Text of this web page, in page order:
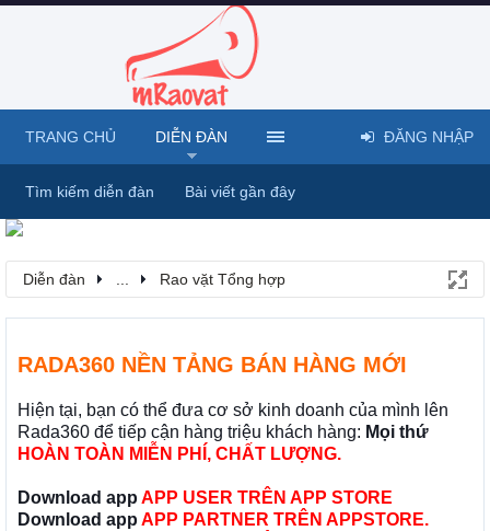
Diễn đàn Rao vặt Tổng hợp
RADA360 NỀN TẢNG BÁN HÀNG MỚI
Hiện tại, bạn có thể đưa cơ sở kinh doanh của mình lên
Rada360 để tiếp cận hàng triệu khách hàng: Mọi thứ
HOÀN TOÀN MIỄN PHÍ, CHẤT LƯỢNG.
Download app APP USER TRÊN APP STORE
Download app APP PARTNER TRÊN APPSTORE.
TRANG CHỦ DIỄN ĐÀN
Tìm kiếm diễn đàn Bài viết gần đây
ĐĂNG NHẬP